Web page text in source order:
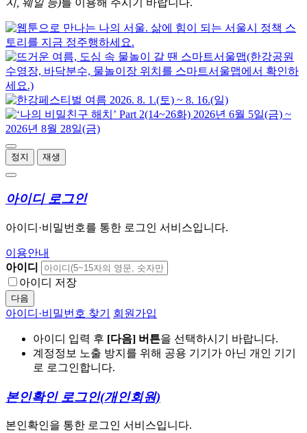
정지 재생
아이디 로그인
아이디·비밀번호를 통한 로그인 서비스입니다.
이용안내
아이디
아이디 저장
다음
아이디·비밀번호 찾기 회원가입
아이디 입력 후 [다음] 버튼을 선택하시기 바랍니다.
계정정보 노출 방지를 위해 공용 기기가 아닌 개인 기기
로 로그인합니다.
본인확인 로그인(개인회원)
본인확인을 통한 로그인 서비스입니다.